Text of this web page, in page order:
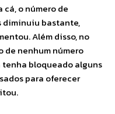
cá, o número de
diminuiu bastante,
Além disso, no
de nenhum número
bloqueado alguns
para oferecer